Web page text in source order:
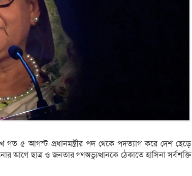
গত ৫ আগস্ট প্রধানমন্ত্রীর পদ থেকে পদত্যাগ করে দেশ ছেড়ে
আগে ছাত্র ও জনতার গণঅভ্যুত্থানকে ঠেকাতে হাসিনা সর্বশক্তি